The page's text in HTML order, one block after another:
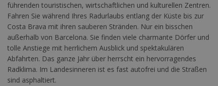
führenden touristischen, wirtschaftlichen und kulturellen Zentren.
Fahren Sie während Ihres Radurlaubs entlang der Küste bis zur
Costa Brava mit ihren sauberen Stränden. Nur ein bisschen
außerhalb von Barcelona. Sie finden viele charmante Dörfer und
tolle Anstiege mit herrlichem Ausblick und spektakulären
Abfahrten. Das ganze Jahr über herrscht ein hervorragendes
Radklima. Im Landesinneren ist es fast autofrei und die Straßen
sind asphaltiert.